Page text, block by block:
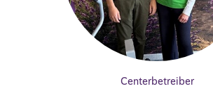
Centerbetreiber